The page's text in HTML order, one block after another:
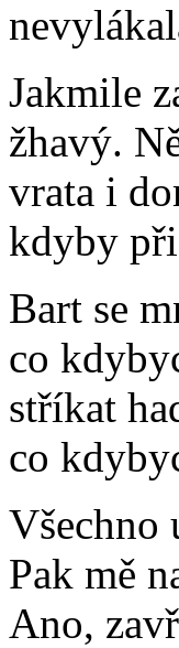
Jakmile
žhavý.
vrata i
kdyby
Bart se
co
stříkat
co
Všechno
Pak mě
Ano,